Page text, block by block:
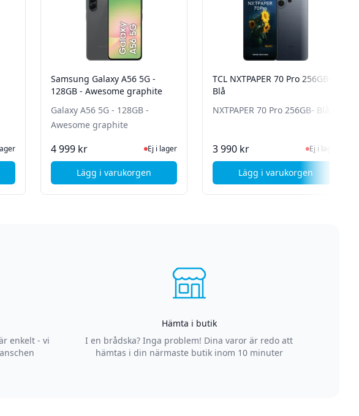
A26 5G 128GB - Vit
Samsung Galaxy A56 5G -
128GB - Awesome graphite
Galaxy A56 5G - 128GB -
Awesome graphite
4 999 kr Ej i lager, besök produktsidan för senaste status
Ej i lager
Lägg i varukorgen, Samsung Galaxy A56 5G - 128GB - Awesome graphite
TCL NXTPAPER 70 Pro 256GB-
Blå
NXTPAPER 70 Pro 256GB- Blå
3 990 kr Ej i lager, besök
Ej i lager
Lägg i varukorgen, TCL NXTPAPER 70
enkelt - vi
Hämta i butik
I en brådska? Inga problem! Dina varor är redo att
hämtas i din närmaste butik inom 10 minuter